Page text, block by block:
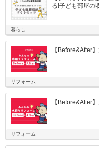
る!子ども部屋の
暮らし
【Before&After
リフォーム
【Before&After
リフォーム